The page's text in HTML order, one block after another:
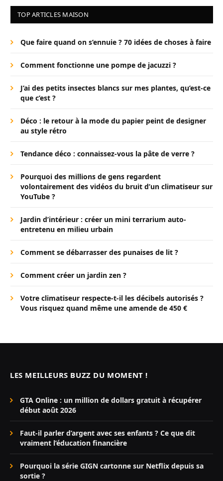
TOP ARTICLES MAISON
Que faire quand on s’ennuie ? 70 idées de choses à faire
Comment fonctionne une pompe de jacuzzi ?
J’ai des petits insectes blancs sur mes plantes, qu’est-ce
que c’est ?
Déco : le retour à la mode du papier peint de designer
au style rétro
Tendance déco : connaissez-vous la pâte de verre ?
Pourquoi des millions de gens regardent
volontairement des vidéos du bruit d’un climatiseur sur
YouTube ?
Jardin d’intérieur : créer un mini terrarium auto-
entretenu en milieu urbain
Comment se débarrasser des punaises de lit ?
Comment créer un jardin zen ?
Votre climatiseur respecte-t-il les décibels autorisés ?
Vous risquez quand même une amende de 450 €
LES MEILLEURS BUZZ DU MOMENT !
GTA Online : un million de dollars gratuit à récupérer
début août 2026
Faut-il parler d’argent avec ses enfants ? Ce que dit
vraiment l’éducation financière
Pourquoi la série GIGN cartonne sur Netflix depuis sa
sortie ?